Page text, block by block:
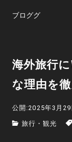
ブロググ
海外旅行
な理由を
公開:2025年3月29
旅行・観光